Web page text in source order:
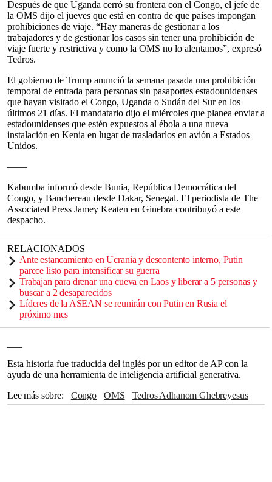
Después de que Uganda cerró su frontera con el Congo, el jefe de
la OMS dijo el jueves que está en contra de que países impongan
prohibiciones de viaje. “Hay maneras de gestionar a los
trabajadores y de gestionar los casos sin tener una prohibición de
viaje fuerte y restrictiva y como la OMS no lo alentamos”, expresó
Tedros.
El gobierno de Trump anunció la semana pasada una prohibición
temporal de entrada para personas sin pasaportes estadounidenses
que hayan visitado el Congo, Uganda o Sudán del Sur en los
últimos 21 días. El mandatario dijo el miércoles que planea enviar a
estadounidenses que estén expuestos al ébola a una nueva
instalación en Kenia en lugar de trasladarlos en avión a Estados
Unidos.
——
Kabumba informó desde Bunia, República Democrática del
Congo, y Banchereau desde Dakar, Senegal. El periodista de The
Associated Press Jamey Keaten en Ginebra contribuyó a este
despacho.
RELACIONADOS
Ante estancamiento en Ucrania y descontento interno, Putin
parece listo para intensificar su guerra
Trabajan para drenar una cueva en Laos y liberar a 5 personas y
buscar a 2 desaparecidos
Líderes de la ASEAN se reunirán con Putin en Rusia el
próximo mes
Esta historia fue traducida del inglés por un editor de AP con la
ayuda de una herramienta de inteligencia artificial generativa.
Lee más sobre
Congo OMS
Tedros Adhanom Ghebreyesus